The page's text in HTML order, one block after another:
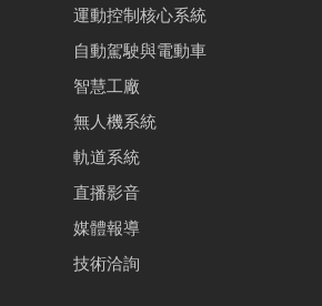
運動控制核心系統
自動駕駛與電動車
智慧工廠
無人機系統
軌道系統
直播影音
媒體報導
技術洽詢